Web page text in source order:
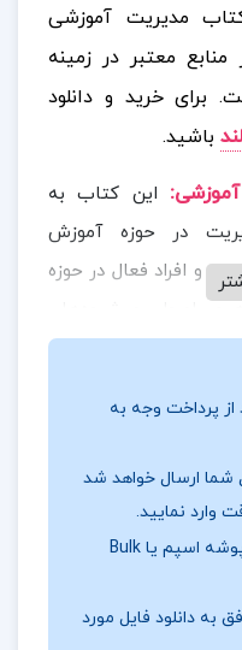
مدیریت آموزشی
معتبر در زمینه
برای خرید و دانلود
باشید.
: این کتاب به
در حوزه آموزش
و افراد فعال در حوزه
برای آشنایی با اصول،
در محیط‌های آموزشی
:این کتاب به
مالی و فیزیکی در
مدیریتی، چالش‌ها و
است تا با استفاده از
از پرداخت وجه به
شما ارسال خواهد شد
وارد نمایید.
ممکن است ایمیل ارسالی به پوشه اسپم یا Bulk
به دانلود فایل مورد